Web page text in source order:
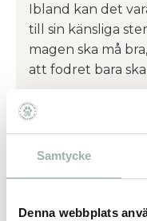
Samtycke
Denna webbplats
Ibland kan det
till sin känsliga
magen ska må
att fodret bara
recept, med noga
spannmålsfria
mindre kulor för
fyrbenta vän.